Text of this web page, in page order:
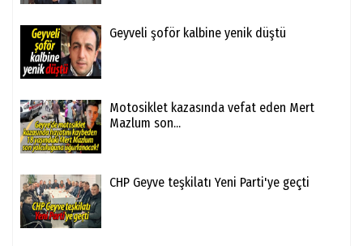
Geyveli şoför kalbine yenik düştü
Motosiklet kazasında vefat eden Mert
Mazlum son...
CHP Geyve teşkilatı Yeni Parti'ye geçti